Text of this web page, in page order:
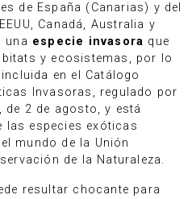
de España (Canarias) y del
Canadá, Australia y
una especie invasora que
y ecosistemas, por lo
en el Catálogo
Invasoras, regulado por
de 2 de agosto, y está
las especies exóticas
mundo de la Unión
de la Naturaleza.
resultar chocante para